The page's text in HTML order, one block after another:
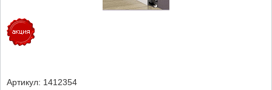
Артикул: 1412354